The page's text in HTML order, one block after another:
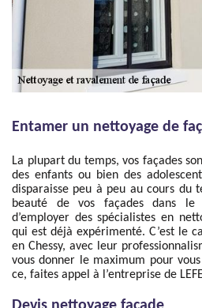
Entamer un nettoyage de
La plupart du temps, vos façades
des enfants ou bien des
disparaisse peu à peu au cours du
beauté de vos façades dans le
d’employer des spécialistes en
qui est déjà expérimenté. C’est le
en Chessy, avec leur
vous donner le maximum pour
ce, faites appel à l’entreprise de